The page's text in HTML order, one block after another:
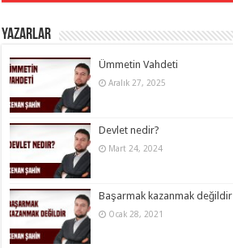
Yazarlar
Ümmetin Vahdeti
Aralık 27, 2025
Devlet nedir?
Mart 24, 2024
Başarmak kazanmak değildir
Ocak 28, 2021